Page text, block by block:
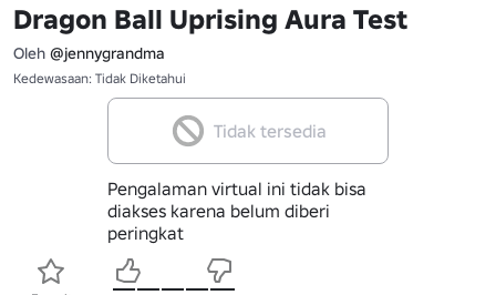
Dragon Ball Uprising Aura Test
Oleh @jennygrandma
Kedewasaan: Tidak Diketahui
Tidak tersedia
Pengalaman virtual ini tidak bisa
diakses karena belum diberi
peringkat